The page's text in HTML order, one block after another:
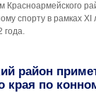
Красноармейского
спорту в рамках
года.
район
края по